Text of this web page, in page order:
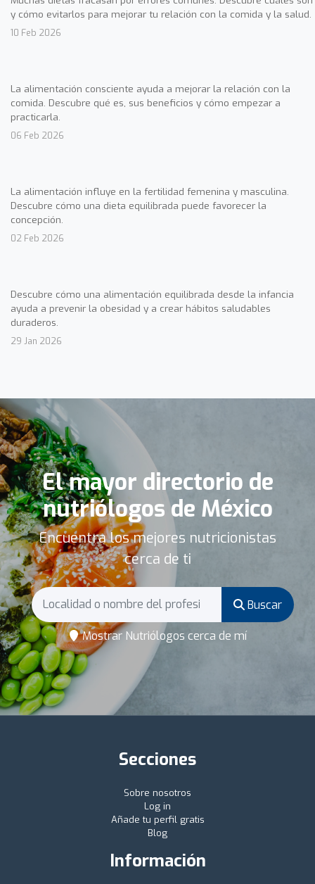
y cómo evitarlos para mejorar tu relación con la comida y la salud.
10 Feb 2026
La alimentación consciente ayuda a mejorar la relación con la
comida. Descubre qué es, sus beneficios y cómo empezar a
practicarla.
06 Feb 2026
La alimentación influye en la fertilidad femenina y masculina.
Descubre cómo una dieta equilibrada puede favorecer la
concepción.
02 Feb 2026
Descubre cómo una alimentación equilibrada desde la infancia
ayuda a prevenir la obesidad y a crear hábitos saludables
duraderos.
29 Jan 2026
El mayor directorio de
nutriólogos de México
Encuentra los mejores nutricionistas
cerca de ti
Buscar
Mostrar Nutriólogos cerca de mí
Secciones
Sobre nosotros
Log in
Añade tu perfil gratis
Blog
Información